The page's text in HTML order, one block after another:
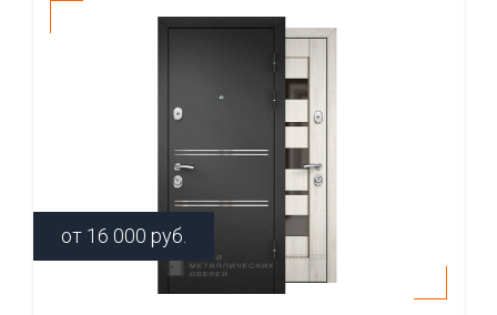
от 16 000 руб.